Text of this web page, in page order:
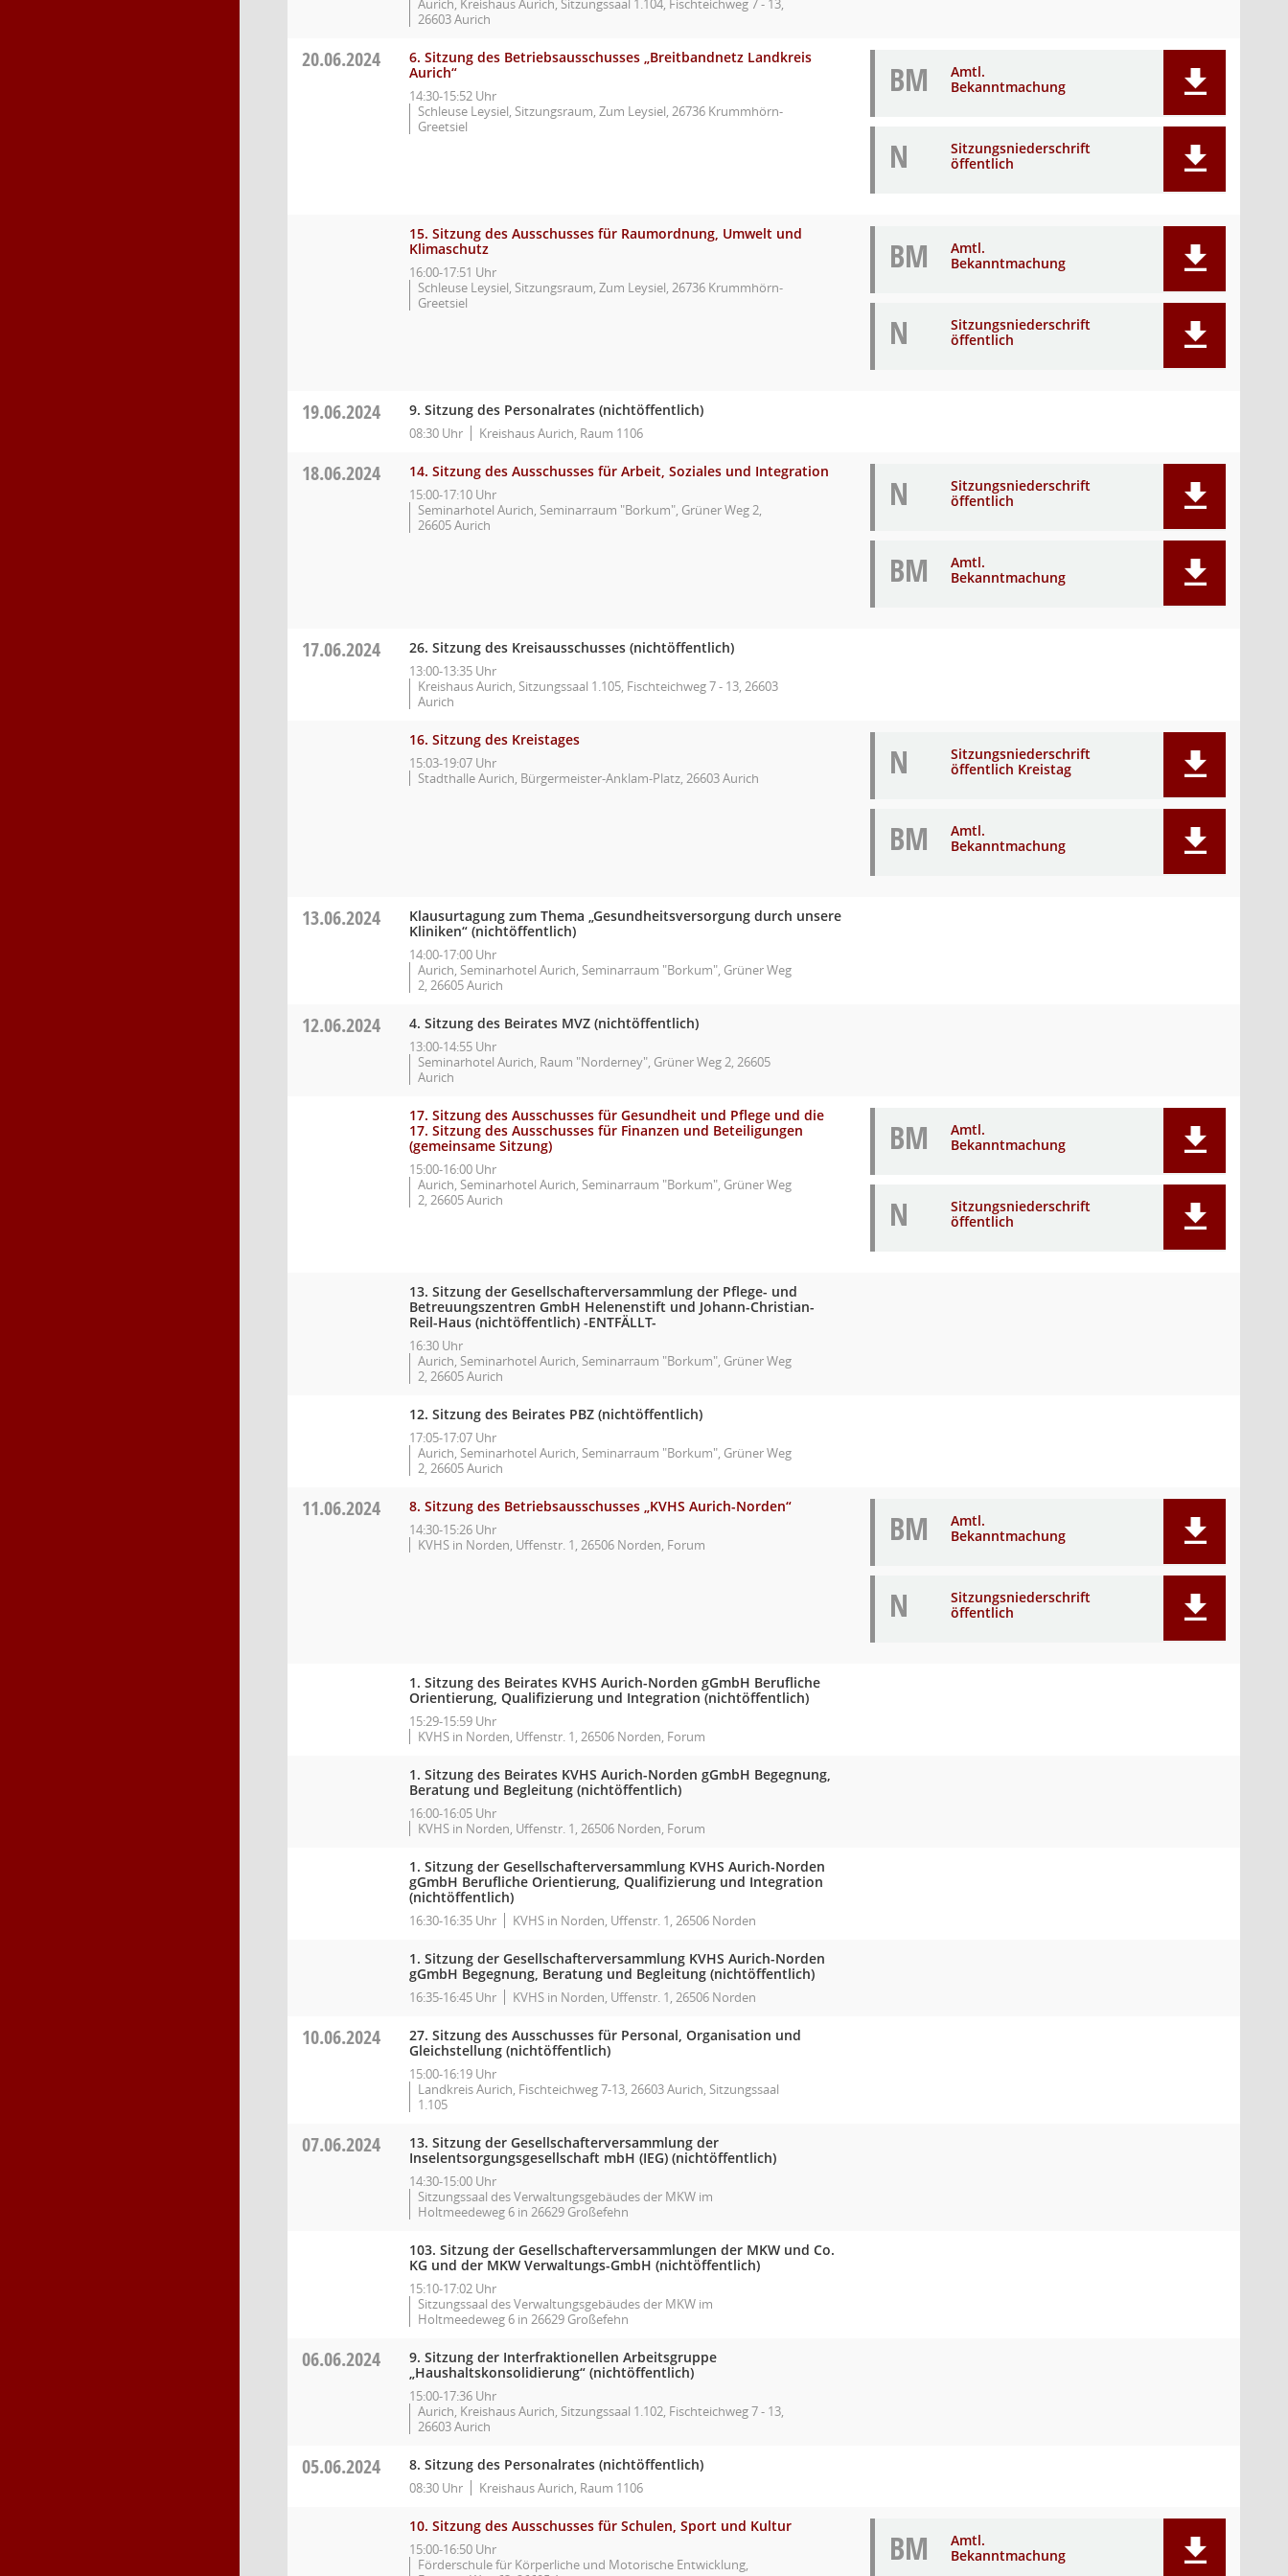
Aurich, Kreishaus Aurich, Sitzungssaal 1.104, Fischteichweg 7 - 13,
26603 Aurich
20.06.2024
6. Sitzung des Betriebsausschusses „Breitbandnetz Landkreis
Aurich“
14:30-15:52 Uhr
Schleuse Leysiel, Sitzungsraum, Zum Leysiel, 26736 Krummhörn-
Greetsiel
BM
Amtl.
Bekanntmachung
N
Sitzungsniederschrift
öffentlich
15. Sitzung des Ausschusses für Raumordnung, Umwelt und
Klimaschutz
16:00-17:51 Uhr
Schleuse Leysiel, Sitzungsraum, Zum Leysiel, 26736 Krummhörn-
Greetsiel
BM
Amtl.
Bekanntmachung
N
Sitzungsniederschrift
öffentlich
19.06.2024 9. Sitzung des Personalrates (nichtöffentlich)
08:30 Uhr Kreishaus Aurich, Raum 1106
18.06.2024 14. Sitzung des Ausschusses für Arbeit, Soziales und Integration
15:00-17:10 Uhr
Seminarhotel Aurich, Seminarraum "Borkum", Grüner Weg 2,
26605 Aurich
N
Sitzungsniederschrift
öffentlich
BM
Amtl.
Bekanntmachung
17.06.2024 26. Sitzung des Kreisausschusses (nichtöffentlich)
13:00-13:35 Uhr
Kreishaus Aurich, Sitzungssaal 1.105, Fischteichweg 7 - 13, 26603
Aurich
16. Sitzung des Kreistages
15:03-19:07 Uhr
Stadthalle Aurich, Bürgermeister-Anklam-Platz, 26603 Aurich
N
Sitzungsniederschrift
öffentlich Kreistag
BM
Amtl.
Bekanntmachung
13.06.2024
Klausurtagung zum Thema „Gesundheitsversorgung durch unsere
Kliniken“ (nichtöffentlich)
14:00-17:00 Uhr
Aurich, Seminarhotel Aurich, Seminarraum "Borkum", Grüner Weg
2, 26605 Aurich
12.06.2024 4. Sitzung des Beirates MVZ (nichtöffentlich)
13:00-14:55 Uhr
Seminarhotel Aurich, Raum "Norderney", Grüner Weg 2, 26605
Aurich
17. Sitzung des Ausschusses für Gesundheit und Pflege und die
17. Sitzung des Ausschusses für Finanzen und Beteiligungen
(gemeinsame Sitzung)
15:00-16:00 Uhr
Aurich, Seminarhotel Aurich, Seminarraum "Borkum", Grüner Weg
2, 26605 Aurich
BM
Amtl.
Bekanntmachung
N
Sitzungsniederschrift
öffentlich
13. Sitzung der Gesellschafterversammlung der Pflege- und
Betreuungszentren GmbH Helenenstift und Johann-Christian-
Reil-Haus (nichtöffentlich) -ENTFÄLLT-
16:30 Uhr
Aurich, Seminarhotel Aurich, Seminarraum "Borkum", Grüner Weg
2, 26605 Aurich
12. Sitzung des Beirates PBZ (nichtöffentlich)
17:05-17:07 Uhr
Aurich, Seminarhotel Aurich, Seminarraum "Borkum", Grüner Weg
2, 26605 Aurich
11.06.2024 8. Sitzung des Betriebsausschusses „KVHS Aurich-Norden“
14:30-15:26 Uhr
KVHS in Norden, Uffenstr. 1, 26506 Norden, Forum
BM
Amtl.
Bekanntmachung
N
Sitzungsniederschrift
öffentlich
1. Sitzung des Beirates KVHS Aurich-Norden gGmbH Berufliche
Orientierung, Qualifizierung und Integration (nichtöffentlich)
15:29-15:59 Uhr
KVHS in Norden, Uffenstr. 1, 26506 Norden, Forum
1. Sitzung des Beirates KVHS Aurich-Norden gGmbH Begegnung,
Beratung und Begleitung (nichtöffentlich)
16:00-16:05 Uhr
KVHS in Norden, Uffenstr. 1, 26506 Norden, Forum
1. Sitzung der Gesellschafterversammlung KVHS Aurich-Norden
gGmbH Berufliche Orientierung, Qualifizierung und Integration
(nichtöffentlich)
16:30-16:35 Uhr KVHS in Norden, Uffenstr. 1, 26506 Norden
1. Sitzung der Gesellschafterversammlung KVHS Aurich-Norden
gGmbH Begegnung, Beratung und Begleitung (nichtöffentlich)
16:35-16:45 Uhr KVHS in Norden, Uffenstr. 1, 26506 Norden
10.06.2024
27. Sitzung des Ausschusses für Personal, Organisation und
Gleichstellung (nichtöffentlich)
15:00-16:19 Uhr
Landkreis Aurich, Fischteichweg 7-13, 26603 Aurich, Sitzungssaal
1.105
07.06.2024
13. Sitzung der Gesellschafterversammlung der
Inselentsorgungsgesellschaft mbH (IEG) (nichtöffentlich)
14:30-15:00 Uhr
Sitzungssaal des Verwaltungsgebäudes der MKW im
Holtmeedeweg 6 in 26629 Großefehn
103. Sitzung der Gesellschafterversammlungen der MKW und Co.
KG und der MKW Verwaltungs-GmbH (nichtöffentlich)
15:10-17:02 Uhr
Sitzungssaal des Verwaltungsgebäudes der MKW im
Holtmeedeweg 6 in 26629 Großefehn
06.06.2024
9. Sitzung der Interfraktionellen Arbeitsgruppe
„Haushaltskonsolidierung“ (nichtöffentlich)
15:00-17:36 Uhr
Aurich, Kreishaus Aurich, Sitzungssaal 1.102, Fischteichweg 7 - 13,
26603 Aurich
05.06.2024 8. Sitzung des Personalrates (nichtöffentlich)
08:30 Uhr Kreishaus Aurich, Raum 1106
10. Sitzung des Ausschusses für Schulen, Sport und Kultur
15:00-16:50 Uhr
Förderschule für Körperliche und Motorische Entwicklung,
BM
Amtl.
Bekanntmachung